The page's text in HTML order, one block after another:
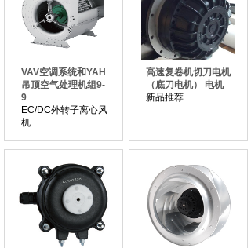
VAV空调系统和YAH
吊顶空气处理机组9-
9
EC/DC外转子离心风
机
高速复卷机切刀电机
（底刀电机） 电机
新品推荐